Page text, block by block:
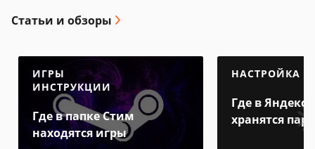
Статьи и обзоры
ИГРЫ
ИНСТРУКЦИИ
Где в папке Стим
находятся игры
НАСТРОЙКА
Где в Яндекс
хранятся